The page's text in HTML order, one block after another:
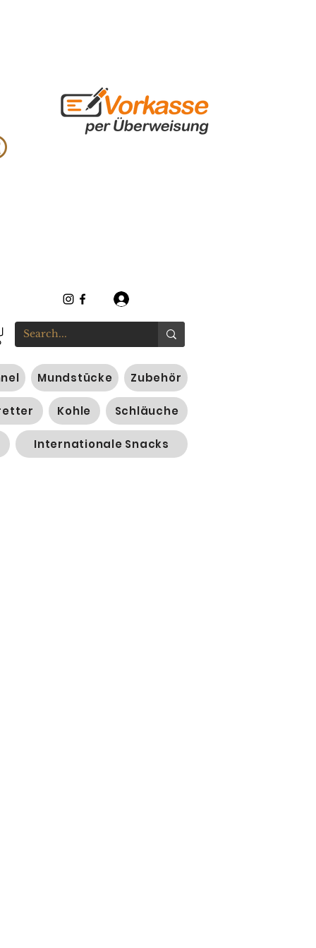
Mundstücke Zubehör
Kohle Schläuche
Internationale Snacks